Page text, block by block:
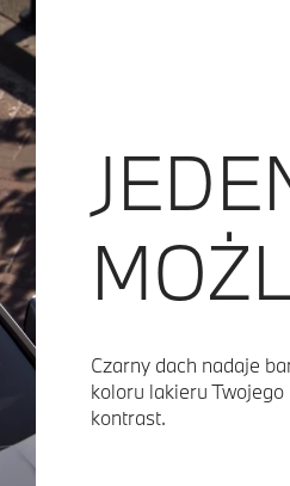
Czarny dach nadaje
koloru lakieru
kontrast.